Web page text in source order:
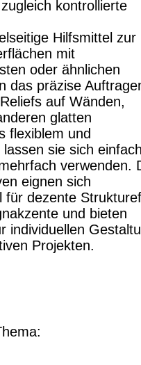
kontrollierte
Hilfsmittel zur
mit
oder ähnlichen
das präzise
auf Wänden,
glatten
flexiblem und
sie sich
verwenden.
eignen sich
für dezente
und bieten
individuellen
Projekten.